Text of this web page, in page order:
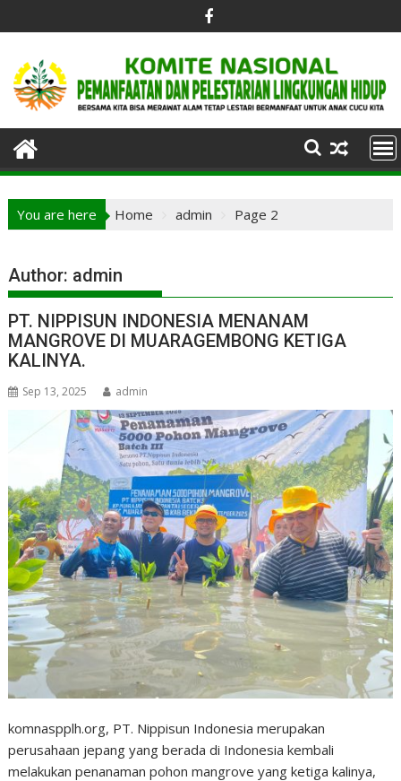
to
You are here Home admin Page 2
Author: admin
PT. NIPPISUN INDONESIA MENANAM
MANGROVE DI MUARAGEMBONG KETIGA
KALINYA.
Sep 13, 2025 admin
komnaspplh.org, PT. Nippisun Indonesia merupakan
perusahaan jepang yang berada di Indonesia kembali
melakukan penanaman pohon mangrove yang ketiga kalinya,